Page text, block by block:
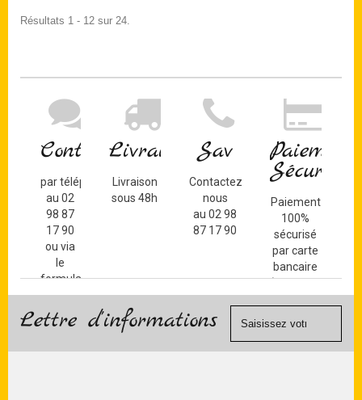
Résultats 1 - 12 sur 24.
Contact
par téléphone
au 02
98 87
17 90
ou via
le
formulaire
de
contact
Livraison
Livraison
sous 48h
Sav
Contactez-
nous
au 02 98
87 17 90
Paiement
Sécurisé
Paiement
100%
sécurisé
par carte
bancaire
(Mastercard,
Visa, ...) et
Lettre d'informations